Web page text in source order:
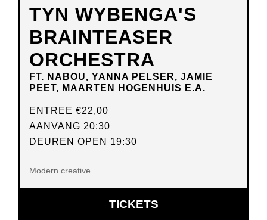
TYN WYBENGA'S
BRAINTEASER
ORCHESTRA
FT. NABOU, YANNA PELSER, JAMIE
PEET, MAARTEN HOGENHUIS E.A.
ENTREE €22,00
AANVANG 20:30
DEUREN OPEN 19:30
Modern creative
TICKETSOPENT